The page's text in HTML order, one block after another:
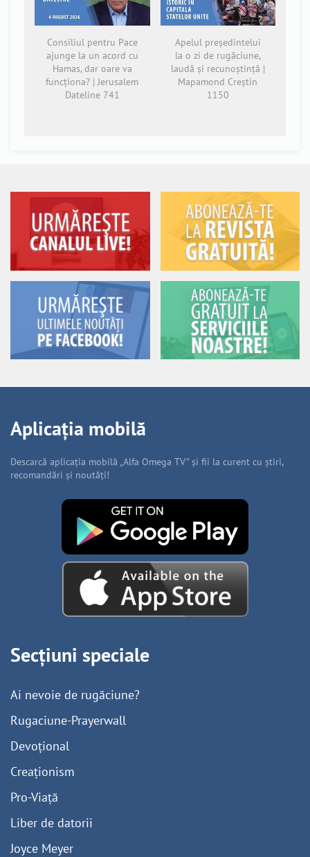
Consiliul pentru Pace
ajunge la un acord cu
Hamas, dar oare va
funcționa? | Jerusalem
Dateline 741
Apelul președintelui
la o zi de rugăciune,
laudă și recunoștință |
Mapamond Creștin
1150
Aplicația mobilă
Descarcă aplicația mobilă „Alfa Omega TV” și fii la curent cu știri,
recomandări și noutăți!
Secțiuni speciale
Ai nevoie de rugăciune?
Rugaciune-Prayerwall
Devoțional
Creaționism
Pro-Viață
Liber de datorii
Joyce Meyer